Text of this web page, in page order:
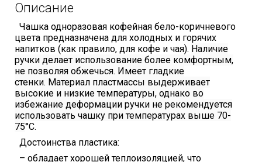
Описание
Чашка одноразовая кофейная бело-коричневого
цвета предназначена для холодных и горячих
напитков (как правило, для кофе и чая). Наличие
ручки делает использование более комфортным,
не позволяя обжечься. Имеет гладкие
стенки. Материал пластмассы выдерживает
высокие и низкие температуры, однако во
избежание деформации ручки не рекомендуется
использовать чашку при температурах выше 70-
75°С.
Достоинства пластика:
– обладает хорошей теплоизоляцией, что